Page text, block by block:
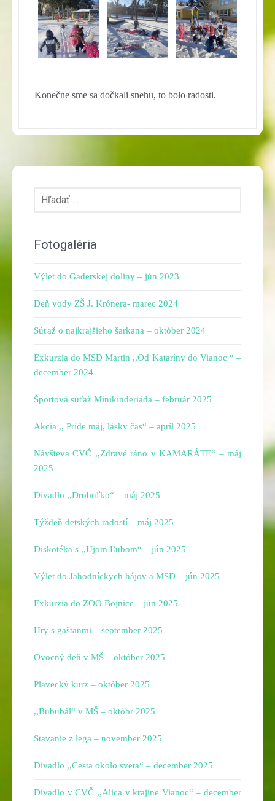
Konečne sme sa dočkali snehu, to bolo radosti.
Hľadať:
Fotogaléria
Výlet do Gaderskej doliny – jún 2023
Deň vody ZŠ J. Krónera- marec 2024
Súťaž o najkrajšieho šarkana – október 2024
Exkurzia do MSD Martin ,,Od Kataríny do Vianoc “ –
december 2024
Športová súťaž Minikinderiáda – február 2025
Akcia ,, Príde máj, lásky čas“ – apríl 2025
Návšteva CVČ ,,Zdravé ráno v KAMARÁTE“ – máj
2025
Divadlo ,,Drobuľko“ – máj 2025
Týždeň detských radostí – máj 2025
Diskotéka s ,,Ujom Ľubom“ – jún 2025
Výlet do Jahodníckych hájov a MSD – jún 2025
Exkurzia do ZOO Bojnice – jún 2025
Hry s gaštanmi – september 2025
Ovocný deň v MŠ – október 2025
Plavecký kurz – október 2025
,,Bububál“ v MŠ – októbr 2025
Stavanie z lega – november 2025
Divadlo ,,Cesta okolo sveta“ – december 2025
Divadlo v CVČ ,,Alica v krajine Vianoc“ – december